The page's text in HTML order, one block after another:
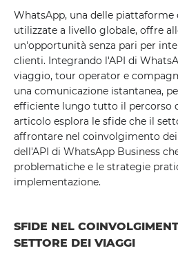
WhatsApp, una delle
utilizzate a livello globale, offre
un'opportunità senza pari per
clienti. Integrando l'API di
viaggio, tour operator e
una comunicazione istantanea,
efficiente lungo tutto il percorso
articolo esplora le sfide che il
affrontare nel coinvolgimento
dell'API di WhatsApp Business
problematiche e le strategie
implementazione.
SFIDE NEL
SETTORE DEI VIAGGI